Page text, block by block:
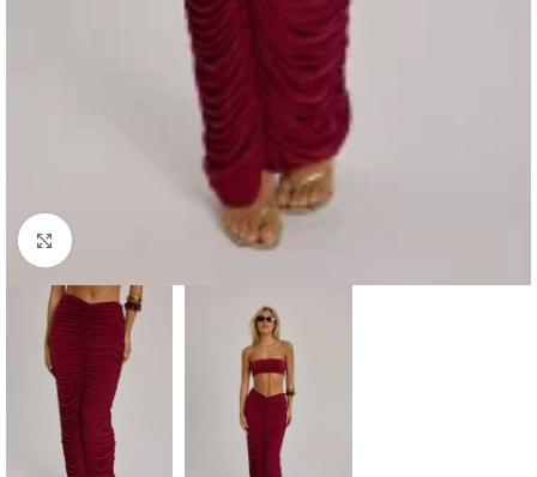
Haga clic para ampliar